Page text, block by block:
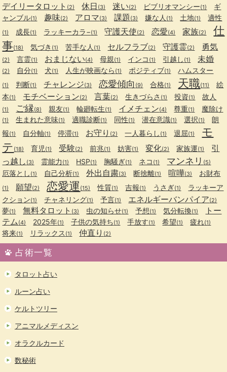
デイリータロット (2) 休日 (3) 迷い(2) ビブリオマンシー(1)
ギ
ャンブル(1) 趣味(2) アロマ(3) 課題 (3) 嫌な人 (1) 土地(1) 適性
(1) 成長(1) ラッキーカラ−(1) 守護天使(2) 恋愛(4) 家族(2)
仕
事(18) 気づき (1) 苦手な人 (1) セルフラブ(2) 守護霊(2) 勇気
(2) 言霊(1) おまじない(4) 母親(1) インコ (1) 引越し (1) 未婚
(2) 自分(1) 犬(1) 人生が映画なら (1) ポジティブ(1) ハムスター
(1) 判断(1) チャレンジ(3) 恋愛傾向 (9) 合格(1) 天職(11)
絵
本(1) モチベーション(2) 言葉(2) 生きづらさ (1) 投資(1) 故人
(1) ご縁(8) 親友(1) 輪廻転生(1) イメチェン(4) 尊重(1) 魔除け
(1) 生まれた意味(1) 適職診断(1) 同性(1) 潜在意識(1) 選択(1)
朗
報(1) 自分軸(1) 停滞(1) お守り (2) 一人暮らし (1) 退屈(1)
モ
テ (18) 育児 (1) 受験(2) 前兆(1) 妨害(1) 変化(2) 家族運(1)
引
っ越し (3) 霊能力 (1) HSP(1) 胸騒ぎ(1) ネコ (1) マンネリ (5)
厄落とし (1) 自己分析(1) 外出自粛(3) 断捨離(1) 喧嘩(3) お財布
(1) 願望(2) 恋愛運 (15) 性質(1) 吉報(1) うさぎ(1)
ラッキーア
クション(1) チャネリング(1) 予言(1) エネルギーバンパイア(2)
夢(1) 無料タロット (3) 虫の知らせ(1) 予想(1) 気分転換(1)
トー
テム (4) 2025年(1) 子供の気持ち(1) 手放す(1) 希望(1) 疲れ(1)
将来(1) リラックス (1) 仲直り (2)
占術一覧
タロット占い
ルーン占い
ケルトツリー
アニマルメディスン
オラクルカード
数秘術